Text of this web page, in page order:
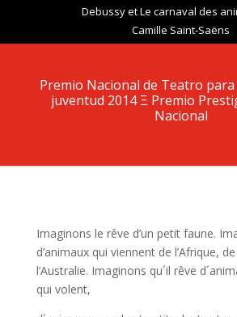
Debussy et Le carnaval des
Camille Saint-Saëns
Premio Nacional de Teatro
juventud 2014 Ξ Premio
Nacional
Imaginons le rêve d’un petit faune.
d’animaux qui viennent de l’Afrique, de
l’Australie. Imaginons qu´il rêve
qui volent,